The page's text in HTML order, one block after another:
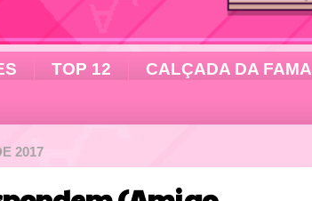
TOP 12 CALÇADA DA FAMA
2017